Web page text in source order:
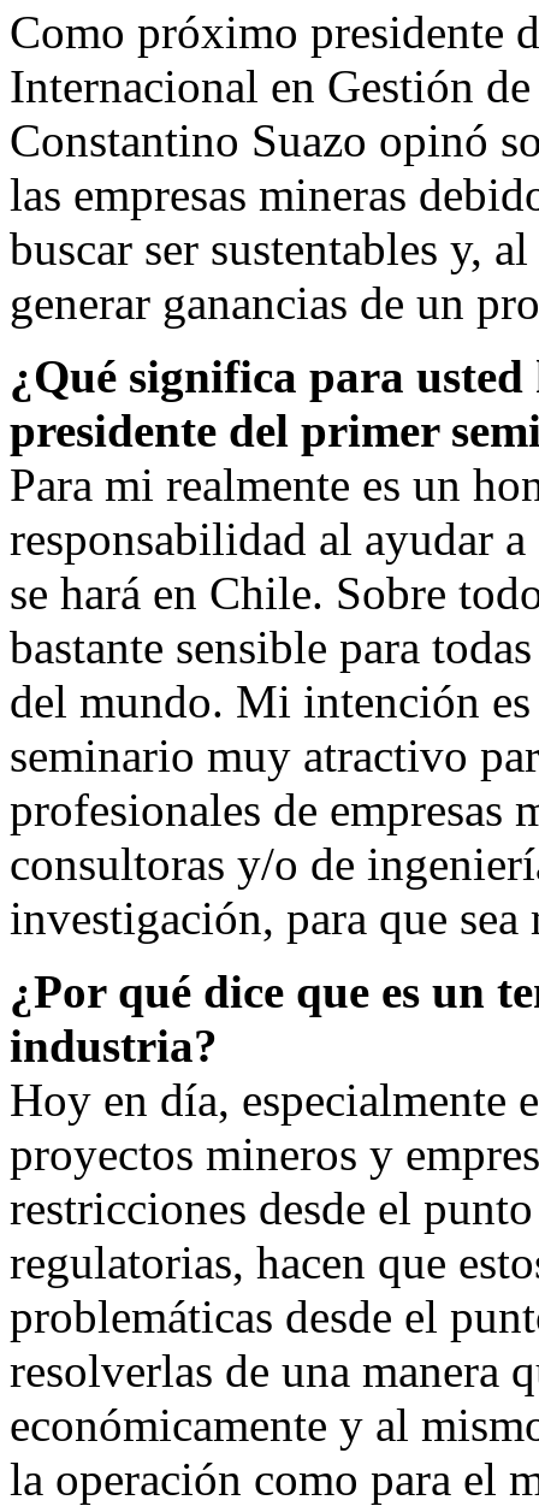
Como próximo presidente
Internacional en Gestión
Constantino Suazo opinó
las empresas mineras
buscar ser sustentables y,
generar ganancias de un
¿Qué significa para
presidente del primer
Para mi realmente es un
responsabilidad al ayudar
se hará en Chile. Sobre
bastante sensible para
del mundo. Mi intención
seminario muy atractivo
profesionales de empresas
consultoras y/o de
investigación, para que
¿Por qué dice que es un
industria?
Hoy en día, especialmente
proyectos mineros y
restricciones desde el
regulatorias, hacen que
problemáticas desde el
resolverlas de una manera
económicamente y al
la operación como para el